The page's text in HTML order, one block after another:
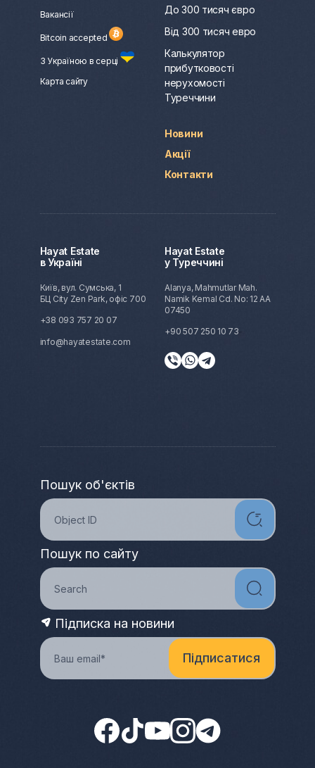
Вакансії
Bitcoin accepted
З Україною в серці
Карта сайту
До 300 тисяч євро
Від 300 тисяч евро
Калькулятор
прибутковості
нерухомості
Туреччини
Новини
Акції
Контакти
Hayat Estate
в Україні
Київ, вул. Сумська, 1
БЦ City Zen Park, офіс 700
+38 093 757 20 07
info@hayatestate.com
Hayat Estate
у Туреччині
Alanya, Mahmutlar Mah.
Namik Kemal Cd. No: 12 AA
07450
+90 507 250 10 73
Пошук об'єктів
Пошук по сайту
Підписка на новини